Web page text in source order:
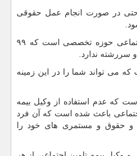
حتی در صورت انجام عمل حقوقی
چراکه آنقدر این حوزه تامین اجتماعی حوزه تخصصی است که ۹۹
سررشته ندارد.
می تواند شما را در این زمینه
که عدم استفاده از وکیل بیمه
باعث شده است که آن فرد
و حقوق و مستمری های خود را